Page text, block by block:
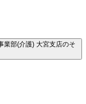
業部(介護) 大宮支店のそ